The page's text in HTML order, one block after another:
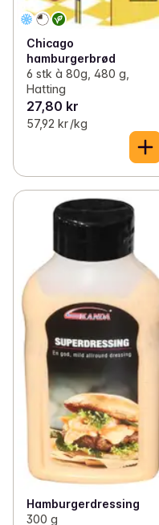
Chicago
hamburgerbrød
6 stk à 80g, 480 g,
Hatting
27,80 kr
57,92 kr /kg
Hamburgerdressing
300 g